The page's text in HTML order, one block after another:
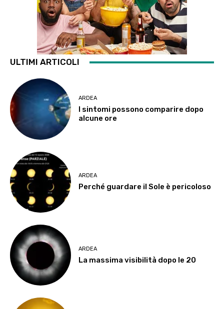
ULTIMI ARTICOLI
ARDEA
I sintomi possono comparire dopo
alcune ore
ARDEA
Perché guardare il Sole è pericoloso
ARDEA
La massima visibilità dopo le 20